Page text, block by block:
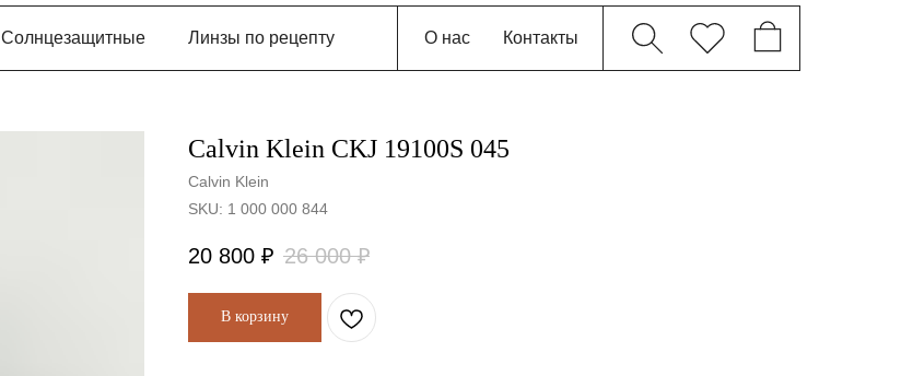
Контакты
О нас
Солнцезащитные Линзы по рецепту
Calvin Klein CKJ 19100S 045
Calvin Klein
SKU: 1 000 000 844
20 800 ₽ 26 000 ₽
В корзину